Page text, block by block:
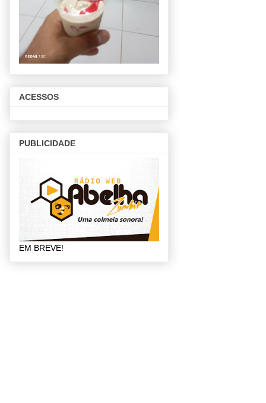
ACESSOS
PUBLICIDADE
EM BREVE!